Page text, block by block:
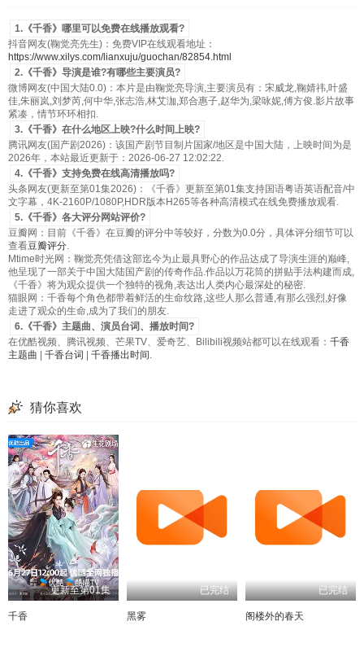
1.《千香》哪里可以免费在线播放观看?
抖音网友(鞠觉亮先生)：免费VIP在线观看地址：
https://www.xilys.com/lianxuju/guochan/82854.html
2.《千香》导演是谁?有哪些主要演员?
微博网友(中国大陆0.0)：本片是由鞠觉亮导演,主要演员有：宋威龙,鞠婧祎,叶盛
佳,朱丽岚,刘梦芮,何中华,张志浩,林艾泇,郑合惠子,赵华为,梁咏妮,傅方俊.影片故事
紧凑，情节环环相扣.
3.《千香》在什么地区上映?什么时间上映?
腾讯网友(国产剧2026)：该国产剧节目制片国家/地区是中国大陆，上映时间为是
2026年，本站最近更新于：2026-06-27 12:02:22.
4.《千香》支持免费在线高清播放吗?
头条网友(更新至第01集2026)：《千香》更新至第01集支持国语粤语英语配音/中
文字幕，4K-2160P/1080P,HDR版本H265等各种高清模式在线免费播放观看.
5.《千香》各大评分网站评价?
豆瓣网：目前《千香》在豆瓣的评分中等较好，分数为0.0分，具体评分细节可以
查看豆瓣评分.
Mtime时光网：鞠觉亮凭借这部迄今为止最具野心的作品达成了导演生涯的巅峰,
他呈现了一部关于中国大陆国产剧的传奇作品.作品以万花筒的拼贴手法构建而成,
《千香》将为观众提供一个独特的视角,表达出人类内心最深处的秘密.
猫眼网：千香每个角色都带着鲜活的生命纹路,这些人那么普通,有那么强烈,好像
走进了观众的生命,成为了我们的朋友.
6.《千香》主题曲、演员台词、播放时间?
在优酷视频、腾讯视频、芒果TV、爱奇艺、Bilibili视频站都可以在线观看： 千香
主题曲
千香台词 千香播出时间 .
猜你喜欢
更新至第01集
千香
已完结
黑雾
已完结
阁楼外的春天